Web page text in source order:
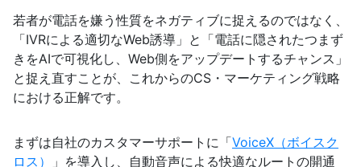
若者が電話を嫌う性質をネガティブに捉えるのではなく、
「IVRによる適切なWeb誘導」と「電話に隠されたつまず
きをAIで可視化し、Web側をアップデートするチャンス」
と捉え直すことが、これからのCS・マーケティング戦略
における正解です。
まずは自社のカスタマーサポートに「VoiceX（ボイスク
ロス）
」を導入し、自動音声による快適なルートの開通